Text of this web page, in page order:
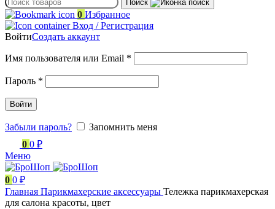
Поиск
0 Избранное
Вход / Регистрация
ВойтиСоздать аккаунт
Имя пользователя или Email *
Пароль *
Войти
Забыли пароль?
Запомнить меня
0 0 ₽
Меню
0 0 ₽
Главная Парикмахерские аксессуары Тележка парикмахерская
для салона красоты, цвет